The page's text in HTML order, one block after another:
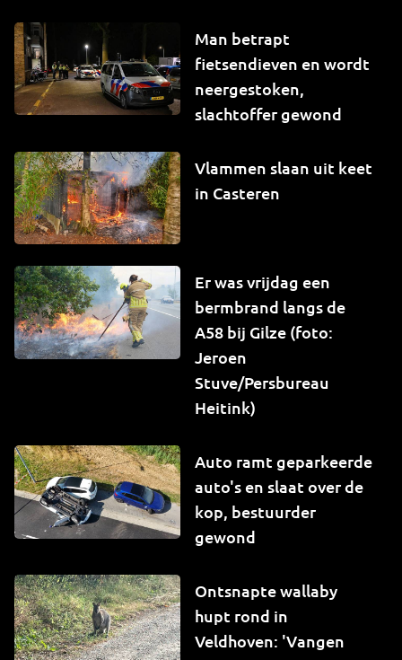
Man betrapt
fietsendieven en wordt
neergestoken,
slachtoffer gewond
Vlammen slaan uit keet
in Casteren
Er was vrijdag een
bermbrand langs de
A58 bij Gilze (foto:
Jeroen
Stuve/Persbureau
Heitink)
Auto ramt geparkeerde
auto's en slaat over de
kop, bestuurder
gewond
Ontsnapte wallaby
hupt rond in
Veldhoven: 'Vangen